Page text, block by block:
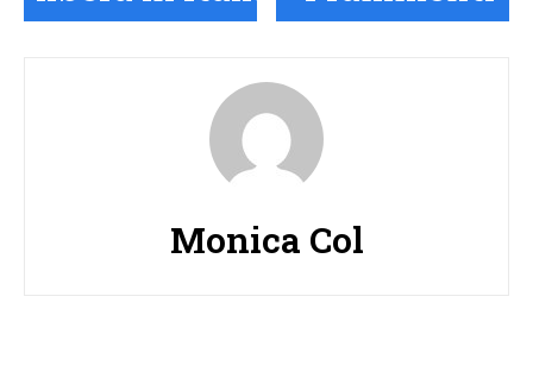
Monica Col